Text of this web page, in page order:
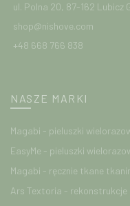
ul. Polna 20, 87-162 Lubicz
shop@nishove.com
+48 668 766 838
NASZE MARKI
Magabi - pieluszki
EasyMe - pieluszki
Magabi - ręcznie tkane
Ars Textoria - rekonstrukcje